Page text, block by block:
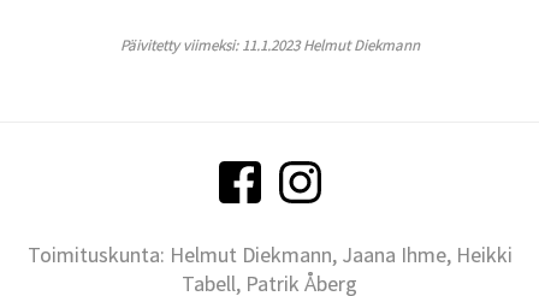
Päivitetty viimeksi: 11.1.2023 Helmut Diekmann
Toimituskunta: Helmut Diekmann, Jaana Ihme, Heikki
Tabell, Patrik Åberg